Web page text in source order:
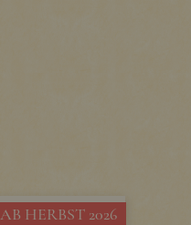
AB HERBST 2026